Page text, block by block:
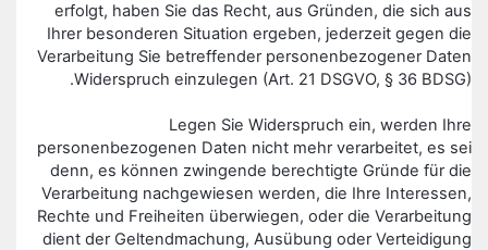
erfolgt, haben Sie das Recht, aus Gründen, die sich aus
Ihrer besonderen Situation ergeben, jederzeit gegen die
Verarbeitung Sie betreffender personenbezogener Daten
Widerspruch einzulegen (Art. 21 DSGVO, § 36 BDSG).
Legen Sie Widerspruch ein, werden Ihre
personenbezogenen Daten nicht mehr verarbeitet, es sei
denn, es können zwingende berechtigte Gründe für die
Verarbeitung nachgewiesen werden, die Ihre Interessen,
Rechte und Freiheiten überwiegen, oder die Verarbeitung
dient der Geltendmachung, Ausübung oder Verteidigung